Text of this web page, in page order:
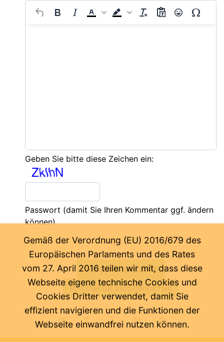
Geben Sie bitte diese Zeichen ein:
Passwort (damit Sie Ihren Kommentar ggf. ändern
können)
Gemäß der Verordnung (EU) 2016/679 des
Europäischen Parlaments und des Rates
vom 27. April 2016 teilen wir mit, dass diese
Webseite eigene technische Cookies und
Cookies Dritter verwendet, damit Sie
effizient navigieren und die Funktionen der
Webseite einwandfrei nutzen können.